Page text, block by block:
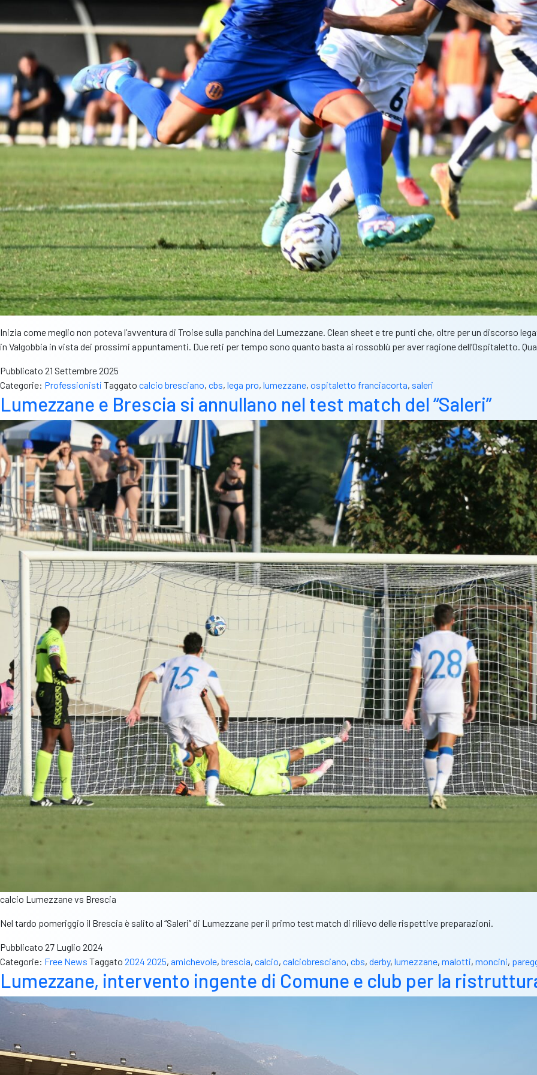
Inizia come meglio non poteva l’avventura di Troise sulla panchina del Lumezzane. Clean sheet e tre punti che, oltre per un discorso
in Valgobbia in vista dei prossimi appuntamenti. Due reti per tempo sono quanto basta ai rossoblù per aver ragione dell’Ospitaletto.
Pubblicato 21 Settembre 2025
Categorie: Professionisti Taggato calcio bresciano, cbs, lega pro, lumezzane, ospitaletto franciacorta, saleri
Lumezzane e Brescia si annullano nel test match del “Saleri”
calcio Lumezzane vs Brescia
Nel tardo pomeriggio il Brescia è salito al “Saleri” di Lumezzane per il primo test match di rilievo delle rispettive preparazioni.
Pubblicato 27 Luglio 2024
Categorie: Free News Taggato 2024 2025, amichevole, brescia, calcio, calciobresciano, cbs, derby, lumezzane, malotti, moncini,
Lumezzane, intervento ingente di Comune e club per la